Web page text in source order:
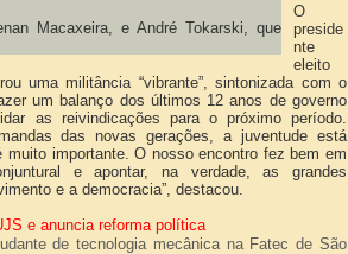
Macaxeira, e André Tokarski, que
O
preside
nte
eleito
uma militância “vibrante”, sintonizada com o
um balanço dos últimos 12 anos de governo
as reivindicações para o próximo período.
das novas gerações, a juventude está
importante. O nosso encontro fez bem em
e apontar, na verdade, as grandes
e a democracia”, destacou.
e anuncia reforma política
de tecnologia mecânica na Fatec de São